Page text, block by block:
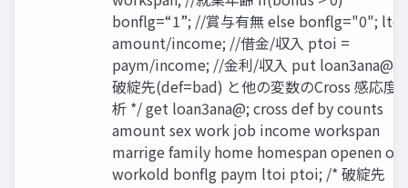
bonflg=“1”; //賞与有無 else bonflg="0";
amount/income; //借金/収入 ptoi =
paym/income; //金利/収入 put loan3ana@;
破綻先(def=bad) と他の変数のCross 感応度
析 */ get loan3ana@; cross def by counts
amount sex work job income workspan
marrige family home homespan openen old
workold bonflg paym ltoi ptoi; /* 破綻先